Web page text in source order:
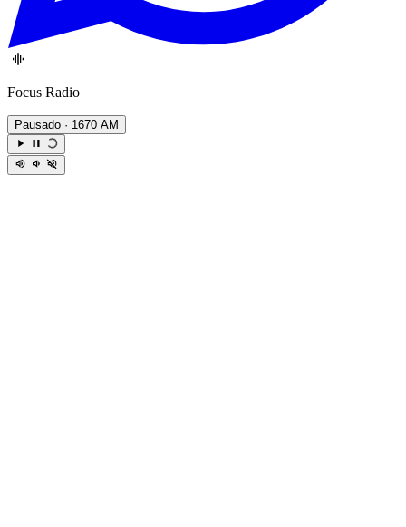
Focus Radio
Pausado · 1670 AM